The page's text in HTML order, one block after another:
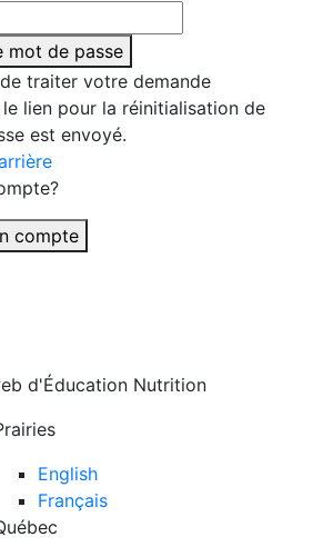
mot de passe
traiter votre demande
lien pour la réinitialisation de
est envoyé.
compte
d'Éducation Nutrition
English
Français